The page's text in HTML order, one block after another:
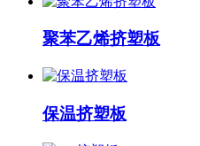
聚苯乙烯挤塑板
保温挤塑板